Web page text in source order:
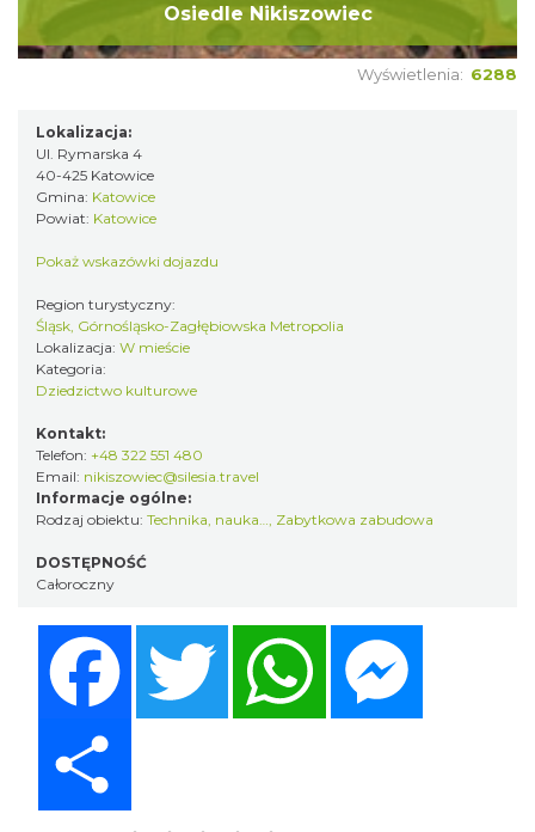
Osiedle Nikiszowiec
Wyświetlenia: 6288
Lokalizacja:
Ul. Rymarska 4
40-425 Katowice
Gmina: Katowice
Powiat: Katowice
Pokaż wskazówki dojazdu
Region turystyczny:
Śląsk, Górnośląsko-Zagłębiowska Metropolia
Lokalizacja: W mieście
Kategoria:
Dziedzictwo kulturowe
Kontakt:
Telefon: +48 322 551 480
Email: nikiszowiec@silesia.travel
Informacje ogólne:
Rodzaj obiektu: Technika, nauka…, Zabytkowa zabudowa
DOSTĘPNOŚĆ
Całoroczny
Twitter WhatsApp